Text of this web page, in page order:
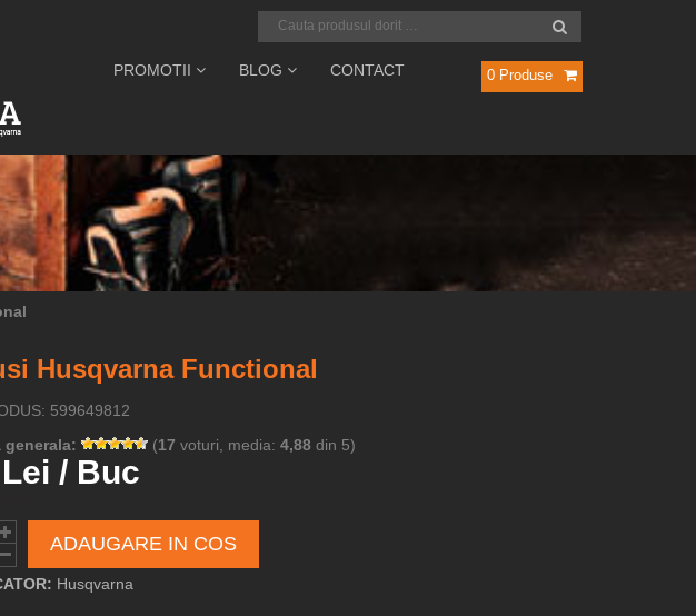
PROMOTII BLOG CONTACT 0 Produse
Husqvarna Functional
599649812
generala:
(17 voturi, media: 4,88din 5)
/ Buc
ADAUGARE IN COS
Husqvarna